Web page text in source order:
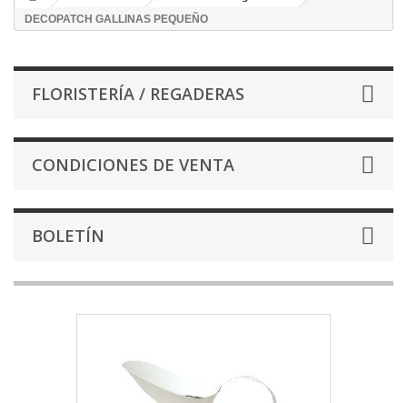
DECOPATCH GALLINAS PEQUEÑO
FLORISTERÍA / REGADERAS
CONDICIONES DE VENTA
BOLETÍN